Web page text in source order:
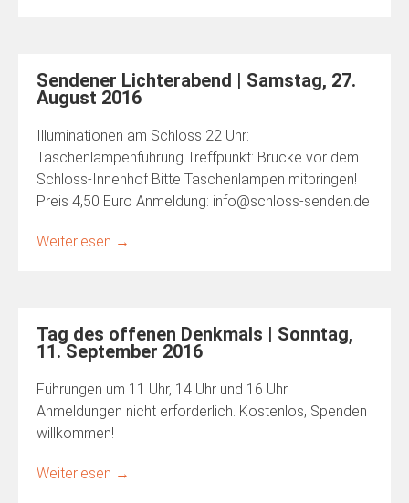
Sendener Lichterabend | Samstag, 27.
August 2016
Illuminationen am Schloss 22 Uhr:
Taschenlampenführung Treffpunkt: Brücke vor dem
Schloss-Innenhof Bitte Taschenlampen mitbringen!
Preis 4,50 Euro Anmeldung: info@schloss-senden.de
Weiterlesen →
Tag des offenen Denkmals | Sonntag,
11. September 2016
Führungen um 11 Uhr, 14 Uhr und 16 Uhr
Anmeldungen nicht erforderlich. Kostenlos, Spenden
willkommen!
Weiterlesen →